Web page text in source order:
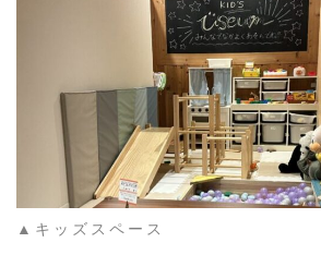
▲キッズスペース